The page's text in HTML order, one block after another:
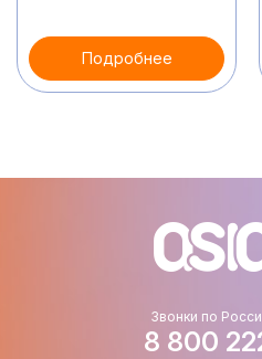
Подробнее
Звонки по
8 800